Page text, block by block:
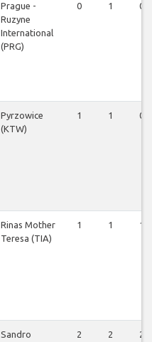
Prague -
Ruzyne
International
(PRG)
0 1 0
Pyrzowice
(KTW)
1 1 0
Rinas Mother
Teresa (TIA)
1 1 1
Sandro
2 2 2